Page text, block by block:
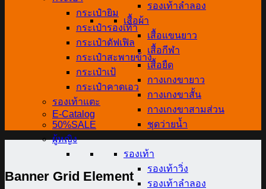
รองเท้าลำลอง
เสื้อผ้า
เสื้อแขนยาว
เสื้อกีฬา
เสื้อยืด
กางเกงขายาว
กางเกงขาสั้น
กางเกงขาสามส่วน
ชุดว่ายน้ำ
ผู้หญิง
รองเท้า
รองเท้าวิ่ง
รองเท้าลำลอง
กระเป๋ายิม
กระเป๋ารองเท้า
กระเป๋าดัฟเฟิล
กระเป๋าสะพายข้าง
กระเป๋าเป้
กระเป๋าคาดเอว
รองเท้าแตะ
E-Catalog
50%SALE
Banner Grid Element